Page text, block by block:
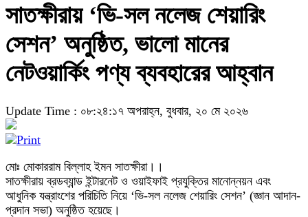
সাতক্ষীরায় ‘ভি-সল নলেজ শেয়ারিং
সেশন’ অনুষ্ঠিত, ভালো মানের
নেটওয়ার্কিং পণ্য ব্যবহারের আহ্বান
Update Time : ০৮:২৪:১৭ অপরাহ্ন, বুধবার, ২০ মে ২০২৬
মোঃ মোকাররাম বিল্লাহ ইমন সাতক্ষীরা।।
সাতক্ষীরায় ব্রডব্যান্ড ইন্টারনেট ও ওয়াইফাই প্রযুক্তির মানোন্নয়ন এবং
আধুনিক যন্ত্রাংশের পরিচিতি নিয়ে ‘ভি-সল নলেজ শেয়ারিং সেশন’ (জ্ঞান আদান-
প্রদান সভা) অনুষ্ঠিত হয়েছে।